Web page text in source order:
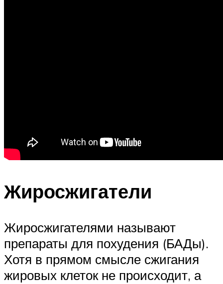
Жиросжигатели
Жиросжигателями называют
препараты для похудения (БАДы).
Хотя в прямом смысле сжигания
жировых клеток не происходит, а